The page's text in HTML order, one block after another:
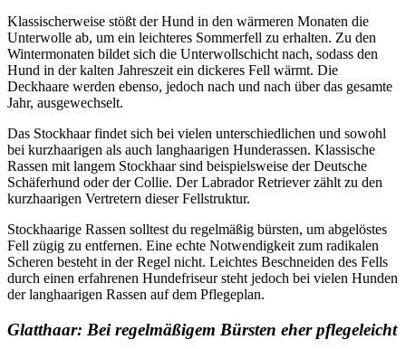
Klassischerweise stößt der Hund in den wärmeren Monaten die
Unterwolle ab, um ein leichteres Sommerfell zu erhalten. Zu den
Wintermonaten bildet sich die Unterwollschicht nach, sodass den
Hund in der kalten Jahreszeit ein dickeres Fell wärmt. Die
Deckhaare werden ebenso, jedoch nach und nach über das gesamte
Jahr, ausgewechselt.
Das Stockhaar findet sich bei vielen unterschiedlichen und sowohl
bei kurzhaarigen als auch langhaarigen Hunderassen. Klassische
Rassen mit langem Stockhaar sind beispielsweise der Deutsche
Schäferhund oder der Collie. Der Labrador Retriever zählt zu den
kurzhaarigen Vertretern dieser Fellstruktur.
Stockhaarige Rassen solltest du regelmäßig bürsten, um abgelöstes
Fell zügig zu entfernen. Eine echte Notwendigkeit zum radikalen
Scheren besteht in der Regel nicht. Leichtes Beschneiden des Fells
durch einen erfahrenen Hundefriseur steht jedoch bei vielen Hunden
der langhaarigen Rassen auf dem Pflegeplan.
Glatthaar: Bei regelmäßigem Bürsten eher pflegeleicht